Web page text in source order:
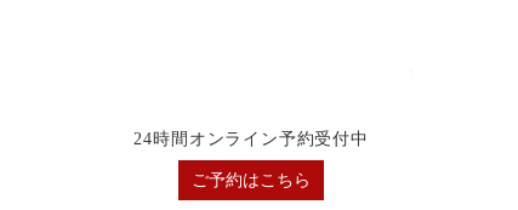
24時間オンライン予約受付中
ご予約はこちら